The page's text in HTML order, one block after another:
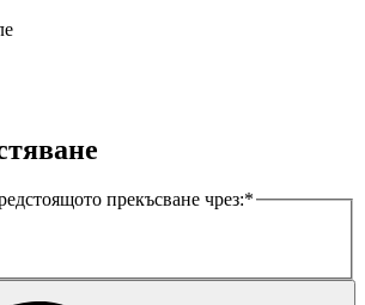
прекъсване чрез:*